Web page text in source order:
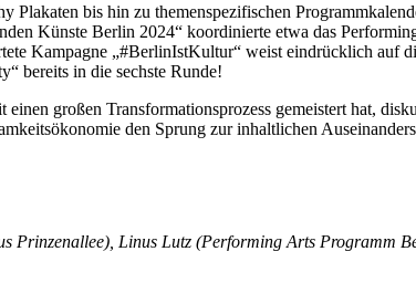
bis hin zu themenspezifischen
Künste Berlin 2024“ koordinierte etwa das
Kampagne „#BerlinIstKultur“ weist eindrücklich auf
bereits in die sechste Runde!
großen Transformationsprozess gemeistert hat,
den Sprung zur inhaltlichen
Linus Lutz (Performing Arts Programm